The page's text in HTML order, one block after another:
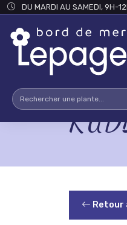
Skip to main content
DU MARDI AU SAMEDI, 9H-
Retour